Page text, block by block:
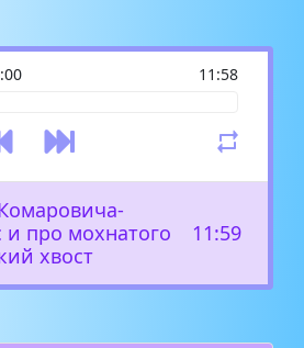
11:58
про мохнатого
хвост
11:59